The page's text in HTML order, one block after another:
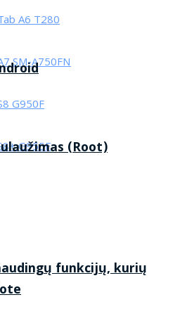
A6 T280
SM-A750FN
G950F
G955F (Root)
funkcijų, kurių